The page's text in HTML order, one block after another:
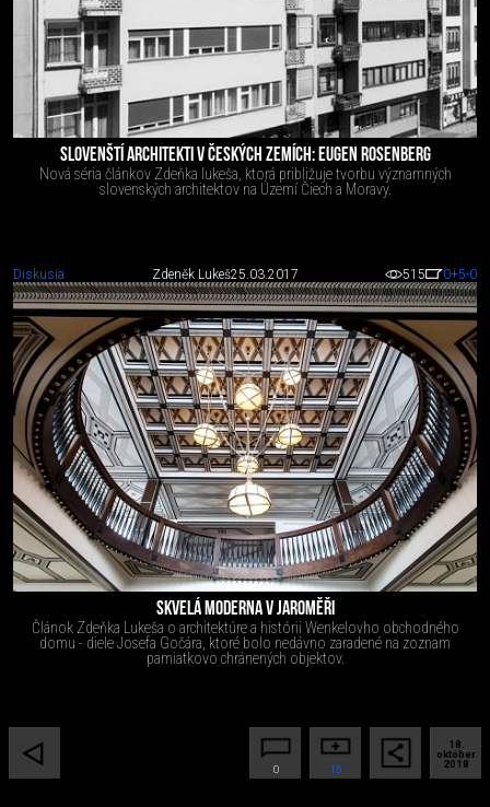
SLOVENŠTÍ ARCHITEKTI V ČESKÝCH ZEMÍCH: EUGEN ROSENBERG
Nová séria článkov Zdeňka lukeša, ktorá približuje tvorbu významných
slovenských architektov na Území Čiech a Moravy.
Diskusia Zdeněk Lukeš25.03.2017 515 0+5-0
SKVELÁ MODERNA V JAROMĚŘI
Článok Zdeňka Lukeša o architektúre a histórii Wenkelovho obchodného
domu - diele Josefa Gočára, ktoré bolo nedávno zaradené na zoznam
pamiatkovo chránených objektov.
18.
október
2018
15
0